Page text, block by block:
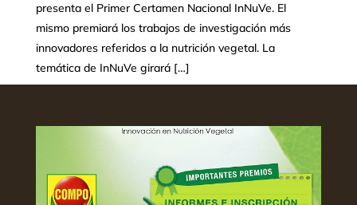
presenta el Primer Certamen Nacional InNuVe. El
mismo premiará los trabajos de investigación más
innovadores referidos a la nutrición vegetal. La
temática de InNuVe girará […]